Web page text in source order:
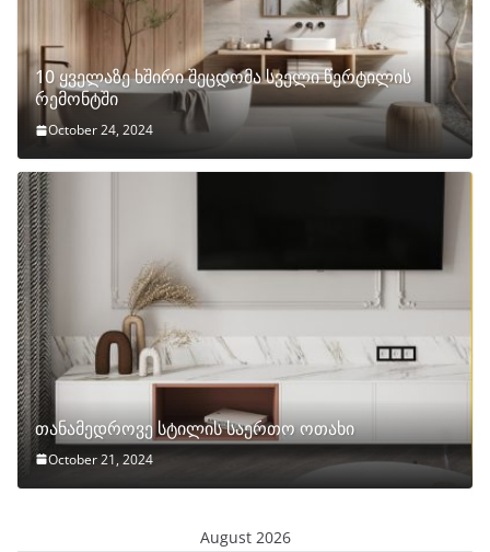
10 ყველაზე ხშირი შეცდომა სველი წერტილის
რემონტში
October 24, 2024
თანამედროვე სტილის საერთო ოთახი
October 21, 2024
August 2026